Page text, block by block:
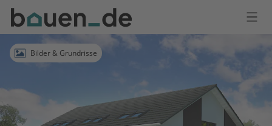
Bauen
Logo
AnmeldenBilder & Grundrisse